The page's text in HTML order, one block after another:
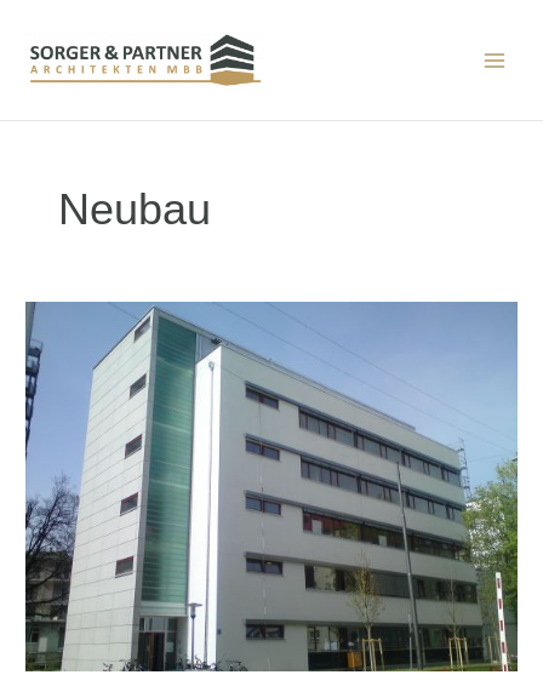
Neubau
Neubau
Laborgebäude
–
Klinikum
rechts
der